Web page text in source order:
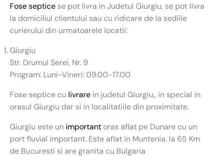
Fose septice se pot livra in Judetul Giurgiu, se pot livra
la domiciliul clientului sau cu ridicare de la sediile
curierului din urmatoarele locatii:
Giurgiu
Str. Drumul Serei, Nr. 9
Program: Luni-Vineri: 09.00-17.00
Fose septice cu livrare in judetul Giurgiu,, in special in
orasul Giurgiu dar si in localitatiile din proximitate.
Giurgiu este un important oras aflat pe Dunare cu un
port fluvial important. Este aflat in Muntenia, la 65 Km
de Bucuresti si are granita cu Bulgaria